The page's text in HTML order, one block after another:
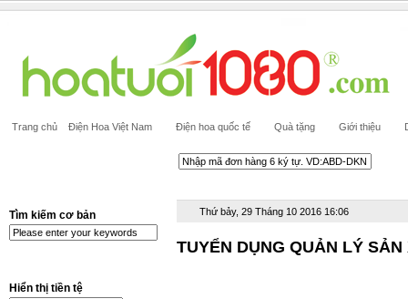
Trang chủ Điện Hoa Việt Nam Điện hoa quốc tế Quà tặng Giới thiệu
Tìm kiếm cơ bản
Hiển thị tiền tệ
Thứ bảy, 29 Tháng 10 2016 16:06
TUYỂN DỤNG QUẢN LÝ